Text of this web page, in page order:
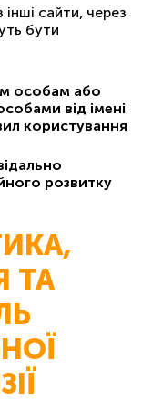
сайти, через
бути
особам або
від імені
користування
розвитку
ТА